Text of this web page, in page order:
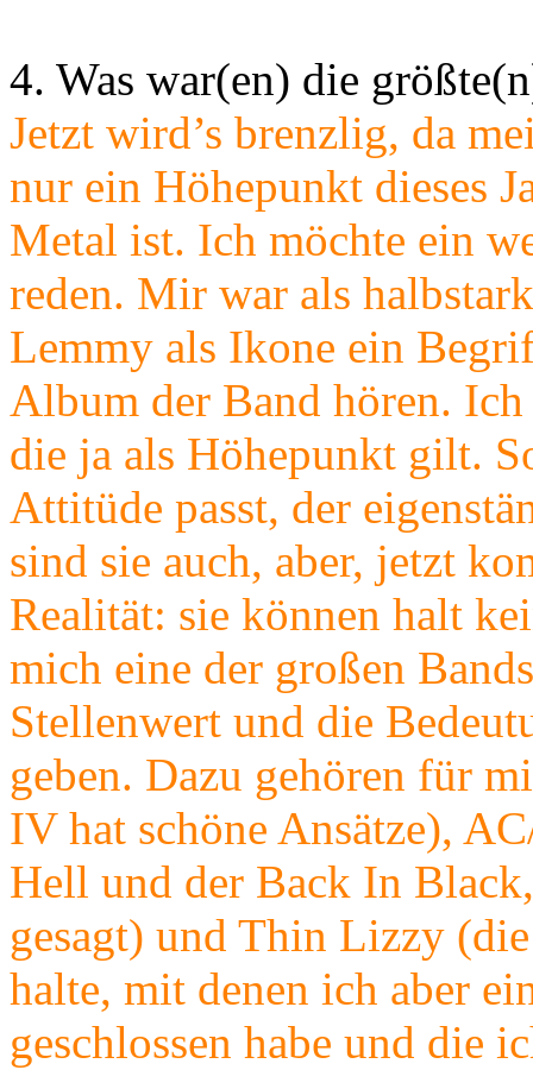
4. Was war(en) die
Jetzt wird’s brenzlig, da
nur ein Höhepunkt dieses
Metal ist. Ich möchte ein
reden. Mir war als
Lemmy als Ikone ein
Album der Band hören.
die ja als Höhepunkt gilt.
Attitüde passt, der
sind sie auch, aber, jetzt
Realität: sie können halt
mich eine der großen
Stellenwert und die
geben. Dazu gehören für
IV hat schöne Ansätze),
Hell und der Back In
gesagt) und Thin Lizzy
halte, mit denen ich aber
geschlossen habe und die